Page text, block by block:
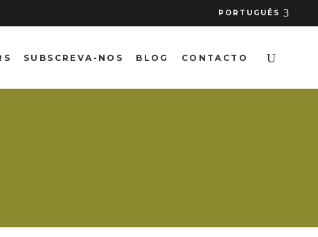
PORTUGUÊS
SUBSCREVA-NOS BLOG CONTACTO